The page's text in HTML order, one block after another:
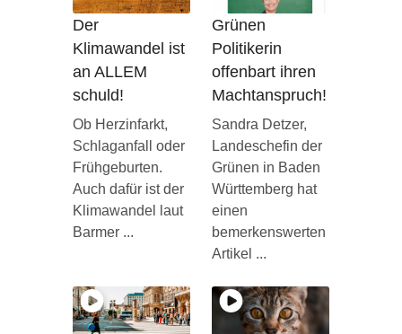
Der
Klimawandel ist
an ALLEM
schuld!
Ob Herzinfarkt,
Schlaganfall oder
Frühgeburten.
Auch dafür ist der
Klimawandel laut
Barmer ...
Grünen
Politikerin
offenbart ihren
Machtanspruch!
Sandra Detzer,
Landeschefin der
Grünen in Baden
Württemberg hat
einen
bemerkenswerten
Artikel ...